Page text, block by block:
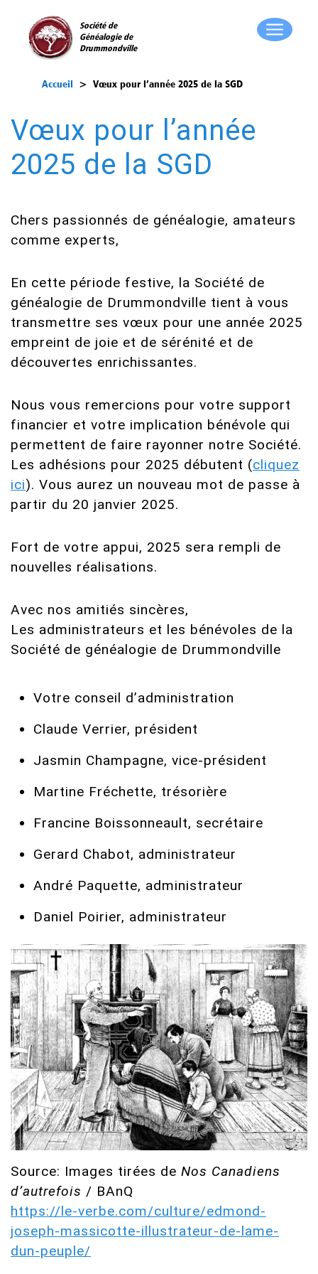
Société de
Généalogie de
Drummondville
Accueil > Vœux pour l’année 2025 de la SGD
Vœux pour l’année
2025 de la SGD
Chers passionnés de généalogie, amateurs
comme experts,
En cette période festive, la Société de
généalogie de Drummondville tient à vous
transmettre ses vœux pour une année 2025
empreint de joie et de sérénité et de
découvertes enrichissantes.
Nous vous remercions pour votre support
financier et votre implication bénévole qui
permettent de faire rayonner notre Société.
Les adhésions pour 2025 débutent (cliquez
ici). Vous aurez un nouveau mot de passe à
partir du 20 janvier 2025.
Fort de votre appui, 2025 sera rempli de
nouvelles réalisations.
Avec nos amitiés sincères,
Les administrateurs et les bénévoles de la
Société de généalogie de Drummondville
Votre conseil d’administration
Claude Verrier, président
Jasmin Champagne, vice-président
Martine Fréchette, trésorière
Francine Boissonneault, secrétaire
Gerard Chabot, administrateur
André Paquette, administrateur
Daniel Poirier, administrateur
Source: Images tirées de Nos Canadiens
d’autrefois / BAnQ
https://le-verbe.com/culture/edmond-
joseph-massicotte-illustrateur-de-lame-
dun-peuple/